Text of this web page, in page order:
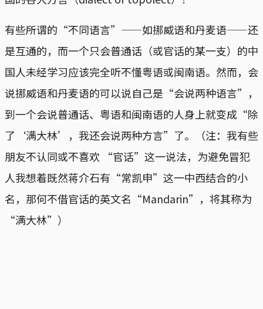
有些所谓的“不同语言”——如挪威语和丹麦语——还
是互通的，而一个只会普通话（或官话的某一支）的中
国人未经学习应该完全听不懂粤语或闽南语。然而，会
说挪威语和丹麦语的可以说自己是“会说两种语言”，
到一个会说普通话、粤语和闽南语的人身上就变成“除
了‘满大林’，我还会说两种方言”了。（注：我有些
朋友不认同或不喜欢 “官话”这一说法，为避免冒犯
人我想着既然蒋介石有“常凯申”这一中西结合的小
名，那何不借官话的英文名“Mandarin”，将其称为
“满大林”）